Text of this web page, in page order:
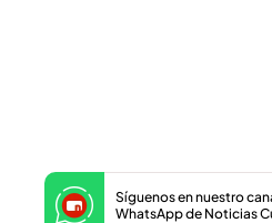
Síguenos en nuestro
WhatsApp de Noticias